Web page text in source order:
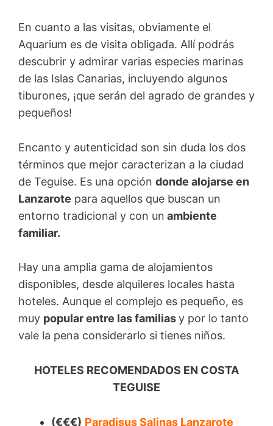
En cuanto a las visitas, obviamente el
Aquarium es de visita obligada. Allí podrás
descubrir y admirar varias especies marinas
de las Islas Canarias, incluyendo algunos
tiburones, ¡que serán del agrado de grandes y
pequeños!
Encanto y autenticidad son sin duda los dos
términos que mejor caracterizan a la ciudad
de Teguise. Es una opción donde alojarse en
Lanzarote para aquellos que buscan un
entorno tradicional y con un ambiente
familiar.
Hay una amplia gama de alojamientos
disponibles, desde alquileres locales hasta
hoteles. Aunque el complejo es pequeño, es
muy popular entre las familiasy por lo tanto
vale la pena considerarlo si tienes niños.
HOTELES RECOMENDADOS EN COSTA
TEGUISE
(€€€) Paradisus Salinas Lanzarote